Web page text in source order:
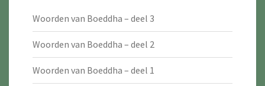
Woorden van Boeddha – deel 3
Woorden van Boeddha – deel 2
Woorden van Boeddha – deel 1